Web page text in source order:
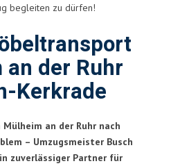
begleiten zu dürfen!
der Ruhr
Kerkrade
an der Ruhr nach
– Umzugsmeister Busch
zuverlässiger Partner für